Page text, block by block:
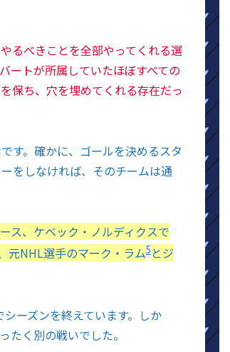
るべきことを全部やってくれる選
ートが所属していたほぼすべての
保ち、穴を埋めてくれる存在だっ
す。確かに、ゴールを決めるスタ
をしなければ、そのチームは通
ス、ケベック・ノルディクスで
元NHL選手のマーク・ラム5 とジ
ーズンを終えています。しか
たく別の戦いでした。